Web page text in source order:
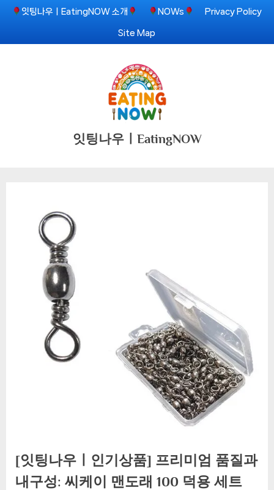
Skip
content
잇팅나우ㅣEatingNOW 소개 NOWs Privacy Policy
Site Map
잇팅나우ㅣEatingNOW
[잇팅나우ㅣ인기상품] 프리미엄 품질과
내구성: 씨케이 맨도래 100 덕용 세트